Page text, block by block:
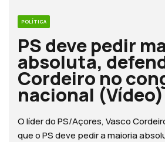
POLÍTICA
PS deve pedir
absoluta,
Cordeiro no
nacional (Vídeo)
O líder do PS/Açores, Vasco
que o PS deve pedir a maioria